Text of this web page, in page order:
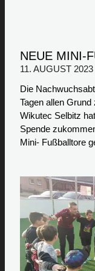
NEUE MINI-
11. AUGUST 2023
Die
Tagen allen
Wikutec Selbitz
Spende
Mini- Fußballtore